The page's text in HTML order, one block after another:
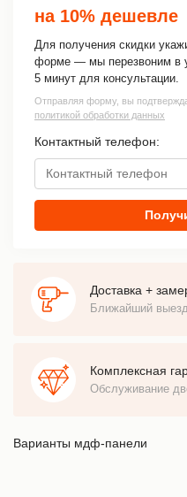
на 10% дешевле
Для получения скидки
форме — мы перезвоним в
5 минут для консультации.
Отправляя форму, вы
политикой обработки данных
Контактный телефон:
Доставка +
Ближайший
Комплексная
Обслуживание
Варианты мдф-панели